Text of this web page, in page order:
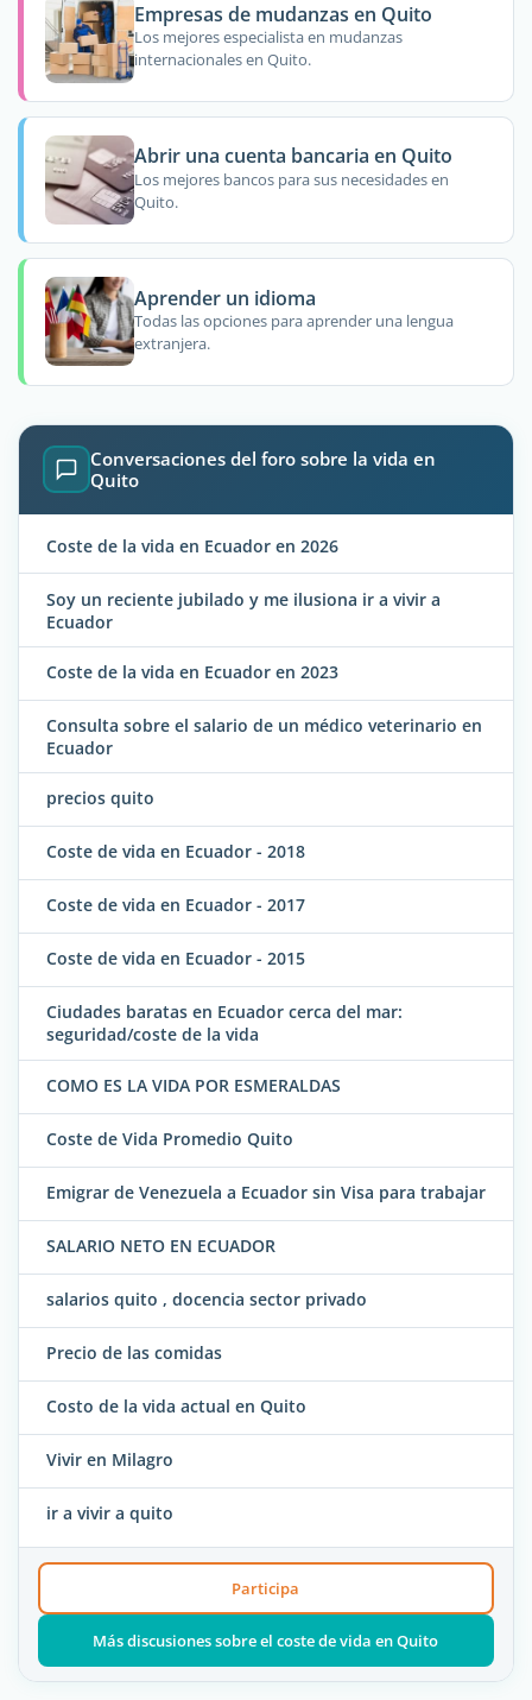
Empresas de mudanzas en Quito
Los mejores especialista en mudanzas
internacionales en Quito.
Abrir una cuenta bancaria en Quito
Los mejores bancos para sus necesidades en
Quito.
Aprender un idioma
Todas las opciones para aprender una lengua
extranjera.
Conversaciones del foro sobre la vida en
Quito
Coste de la vida en Ecuador en 2026
Soy un reciente jubilado y me ilusiona ir a vivir a
Ecuador
Coste de la vida en Ecuador en 2023
Consulta sobre el salario de un médico veterinario en
Ecuador
precios quito
Coste de vida en Ecuador - 2018
Coste de vida en Ecuador - 2017
Coste de vida en Ecuador - 2015
Ciudades baratas en Ecuador cerca del mar:
seguridad/coste de la vida
COMO ES LA VIDA POR ESMERALDAS
Coste de Vida Promedio Quito
Emigrar de Venezuela a Ecuador sin Visa para trabajar
SALARIO NETO EN ECUADOR
salarios quito , docencia sector privado
Precio de las comidas
Costo de la vida actual en Quito
Vivir en Milagro
ir a vivir a quito
Participa
Más discusiones sobre el coste de vida en Quito